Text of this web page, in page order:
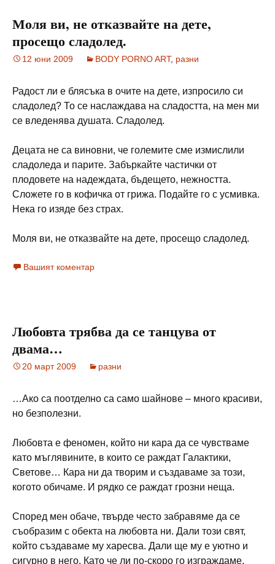
Моля ви, не отказвайте на дете,
просещо сладолед.
12 юни 2009 BODY PORNO ART, разни
Радост ли е блясъка в очите на дете, изпросило си
сладолед? То се наслаждава на сладостта, на мен ми
се вледенява душата. Сладолед.
Децата не са виновни, че големите сме измислили
сладоледа и парите. Забъркайте частички от
плодовете на надеждата, бъдещето, нежността.
Сложете го в кофичка от грижа. Подайте го с усмивка.
Нека го изяде без страх.
Моля ви, не отказвайте на дете, просещо сладолед.
Вашият коментар
Любовта трябва да се танцува от
двама…
20 март 2009 разни
…Ако са поотделно са само шайнове – много красиви,
но безполезни.
Любовта е феномен, който ни кара да се чувстваме
като мъглявините, в които се раждат Галактики,
Светове… Кара ни да творим и създаваме за този,
когото обичаме. И рядко се раждат грозни неща.
Според мен обаче, твърде често забравяме да се
съобразим с обекта на любовта ни. Дали този свят,
който създаваме му харесва. Дали ще му е уютно и
сигурно в него. Като че ли по-скоро го изграждаме,